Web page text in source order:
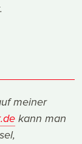
meiner
kann man